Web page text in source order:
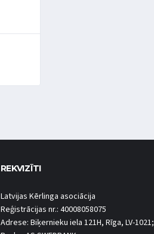
REKVIZĪTI
Latvijas Kērlinga asociācija
Reģistrācijas nr.: 40008058075
Adrese: Biķernieku iela 121H, Rīga, LV-1021;